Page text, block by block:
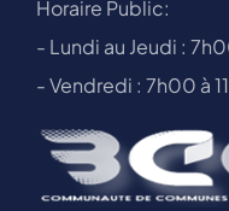
Horaire Public:
- Lundi au Jeudi :
- Vendredi : 7h00 à